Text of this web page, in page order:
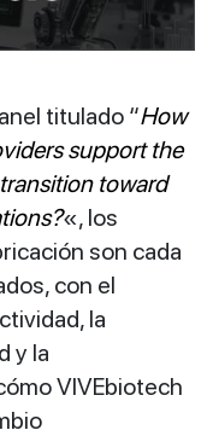
titulado “How
support the
toward
«, los
son cada
con el
la
y la
VIVEbiotech